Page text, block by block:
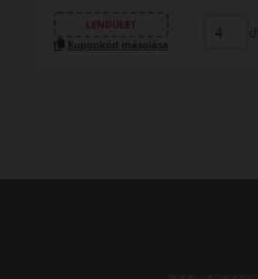
LENDÜLET
Kuponkód másolása